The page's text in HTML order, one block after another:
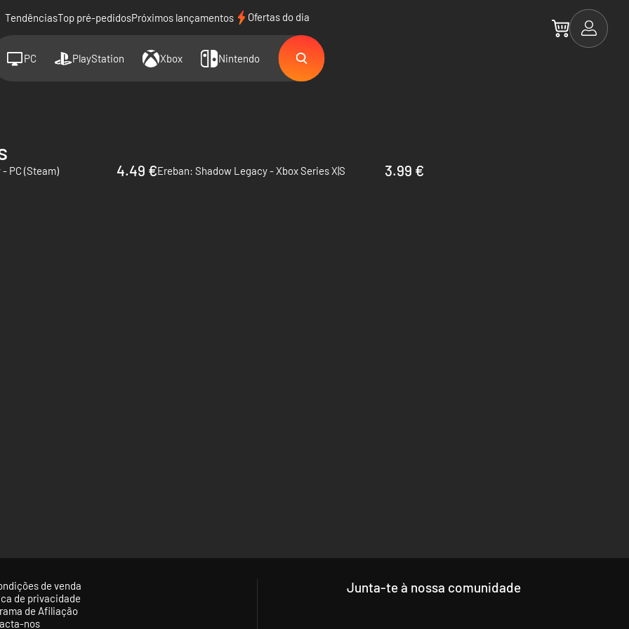
TendênciasTop pré-pedidosPróximos lançamentos Ofertas do dia
PC PlayStation Xbox Nintendo
PC (Steam)
4.49 €Ereban: Shadow Legacy - Xbox Series X|S 3.99 €
de venda
de privacidade
de Afiliação
nos
Junta-te à nossa comunidade